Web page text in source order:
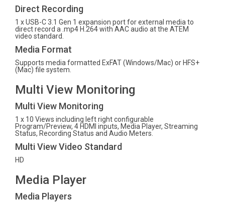
Direct Recording
1 x USB-C 3.1 Gen 1 expansion port for external media to
direct record a .mp4 H.264 with AAC audio at the ATEM
video standard.
Media Format
Supports media formatted ExFAT (Windows/Mac) or HFS+
(Mac) file system.
Multi View Monitoring
Multi View Monitoring
1 x 10 Views including left right configurable
Program/Preview, 4 HDMI inputs, Media Player, Streaming
Status, Recording Status and Audio Meters.
Multi View Video Standard
HD
Media Player
Media Players